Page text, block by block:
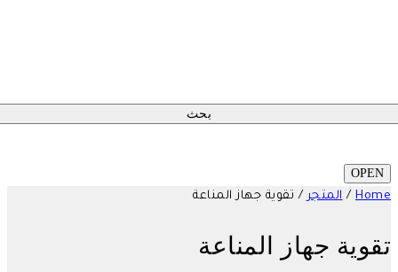
OPEN
Home
/ المتجر / تقوية جهاز المناعة
تقوية جهاز المناعة